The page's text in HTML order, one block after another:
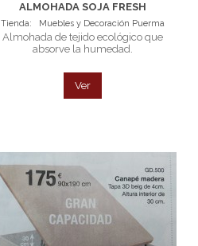
ALMOHADA SOJA FRESH
Tienda: Muebles y Decoración Puerma
Almohada de tejido ecológico que
absorve la humedad.
Ver